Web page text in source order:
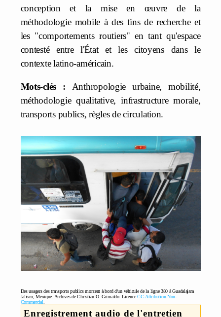
conception et la mise en œuvre de la
méthodologie mobile à des fins de recherche et
les "comportements routiers" en tant qu'espace
contesté entre l'État et les citoyens dans le
contexte latino-américain.
Mots-clés : Anthropologie urbaine, mobilité,
méthodologie qualitative, infrastructure morale,
transports publics, règles de circulation.
Des usagers des transports publics montent à bord d'un véhicule de la ligne 380 à Guadalajara
Jalisco, Mexique. Archives de Christian O. Grimaldo. LicenceCC-Attribution-Non-
Commercial
Enregistrement audio de l'entretien